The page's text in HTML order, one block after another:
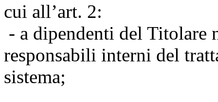
cui all’art. 2:
- a dipendenti del Titolare
responsabili interni del
sistema;